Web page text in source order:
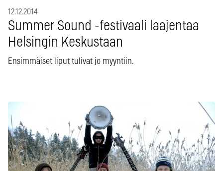
12.12.2014
Summer Sound -festivaali laajentaa
Helsingin Keskustaan
Ensimmäiset liput tulivat jo myyntiin.